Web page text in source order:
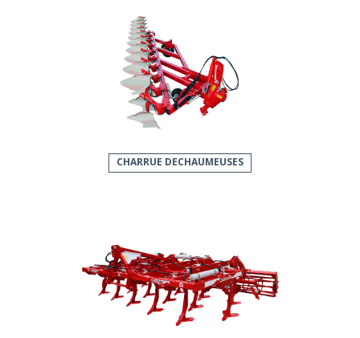
CHARRUE DECHAUMEUSES